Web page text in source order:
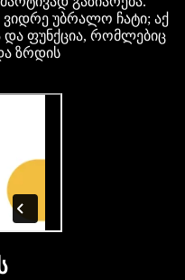
ვიდრე უბრალო ჩატი; აქ
და ფუნქცია, რომლებიც
ზრდის